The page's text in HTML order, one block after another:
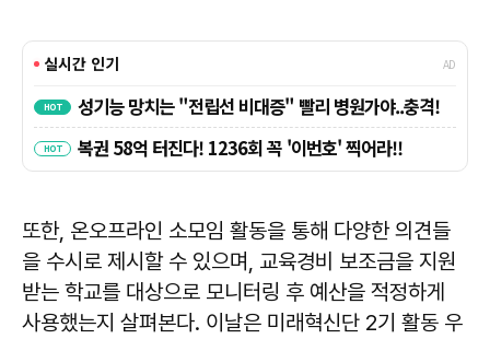
또한, 온오프라인 소모임 활동을 통해 다양한 의견들
을 수시로 제시할 수 있으며, 교육경비 보조금을 지원
받는 학교를 대상으로 모니터링 후 예산을 적정하게
사용했는지 살펴본다. 이날은 미래혁신단 2기 활동 우